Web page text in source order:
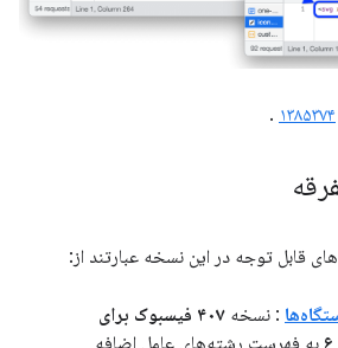
۱۳۸۵۳۷۴ .
قابل توجه در این نسخه عبارتند از:
: نسخه
۴۰۷ فیسبوک برای